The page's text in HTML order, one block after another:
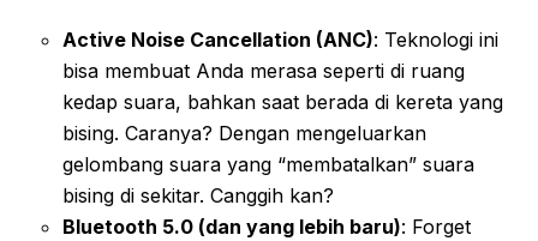
Active Noise Cancellation (ANC): Teknologi ini
bisa membuat Anda merasa seperti di ruang
kedap suara, bahkan saat berada di kereta yang
bising. Caranya? Dengan mengeluarkan
gelombang suara yang “membatalkan” suara
bising di sekitar. Canggih kan?
Bluetooth 5.0 (dan yang lebih baru): Forget